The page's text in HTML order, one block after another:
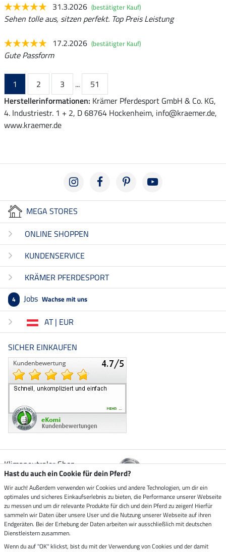
31.3.2026 (bestätigter Kauf)
Sehen tolle aus, sitzen perfekt. Top Preis Leistung
17.2.2026 (bestätigter Kauf)
Gute Passform
1 2 3 ...
51
Herstellerinformationen: Krämer Pferdesport GmbH & Co. KG,
4. Industriestr. 1 + 2, D 68764 Hockenheim, info@kraemer.de,
www.kraemer.de
MEGA STORES
ONLINE SHOPPEN
KUNDENSERVICE
KRÄMER PFERDESPORT
4 Jobs Wachse mit uns
AT | EUR
SICHER EINKAUFEN
Klimaneutraler Shop
Zustellung durch
Sicher bezahlen mit
Hast du auch ein Cookie für dein Pferd?
Wir auch! Außerdem verwenden wir Cookies und andere Technologien, um dir ein
optimales und sicheres Einkaufserlebnis zu bieten, die Performance unserer Webseite
zu messen und um dir relevante Produkte für dich und dein Pferd zu zeigen! Hierfür
sammeln wir Daten über unsere User und die Nutzung unserer Webseite auf ihren
Endgeräten. Bei der Erhebung der Daten arbeiten wir ausschließlich mit deutschen
Dienstleistern zusammen.
Wenn du auf "OK" klickst, bist du mit der Verwendung von Cookies und der damit